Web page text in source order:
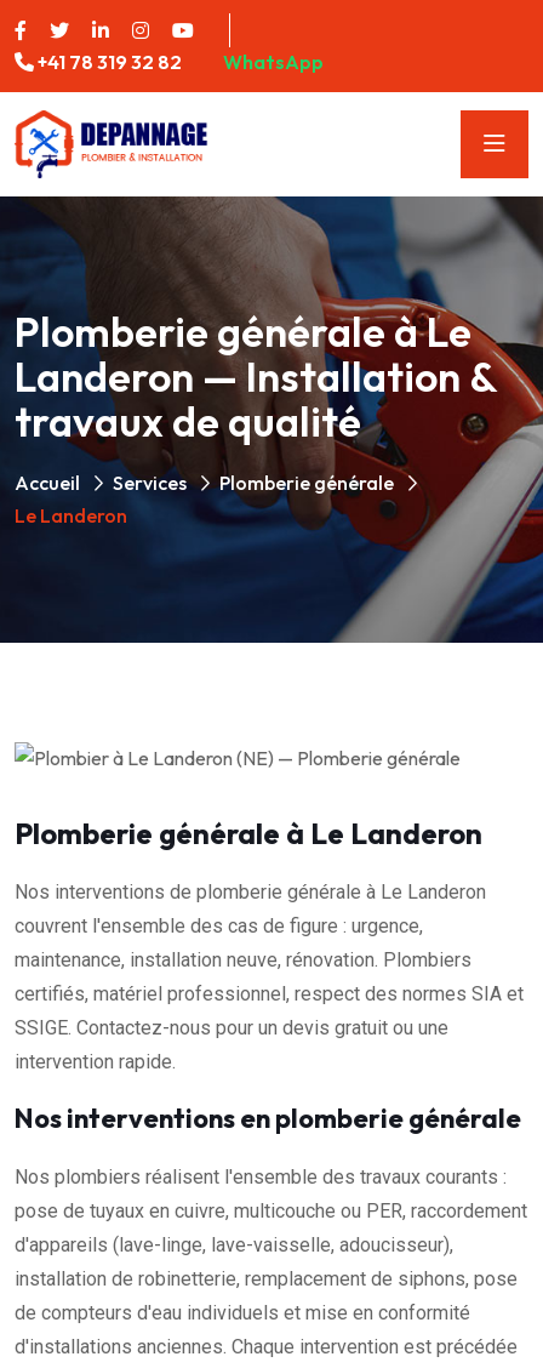
+41 78 319 32 82 WhatsApp
Plomberie générale à Le
Landeron — Installation &
travaux de qualité
Accueil Services
Plomberie générale
Le Landeron
Plomberie générale à Le Landeron
Nos interventions de plomberie générale à Le Landeron
couvrent l'ensemble des cas de figure : urgence,
maintenance, installation neuve, rénovation. Plombiers
certifiés, matériel professionnel, respect des normes SIA et
SSIGE. Contactez-nous pour un devis gratuit ou une
intervention rapide.
Nos interventions en plomberie générale
Nos plombiers réalisent l'ensemble des travaux courants :
pose de tuyaux en cuivre, multicouche ou PER, raccordement
d'appareils (lave-linge, lave-vaisselle, adoucisseur),
installation de robinetterie, remplacement de siphons, pose
de compteurs d'eau individuels et mise en conformité
d'installations anciennes. Chaque intervention est précédée